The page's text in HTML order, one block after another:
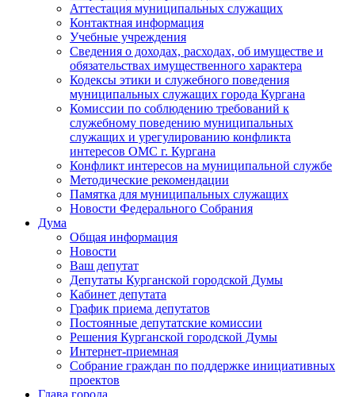
Аттестация муниципальных служащих
Контактная информация
Учебные учреждения
Сведения о доходах, расходах, об имуществе и
обязательствах имущественного характера
Кодексы этики и служебного поведения
муниципальных служащих города Кургана
Комиссии по соблюдению требований к
служебному поведению муниципальных
служащих и урегулированию конфликта
интересов ОМС г. Кургана
Конфликт интересов на муниципальной службе
Методические рекомендации
Памятка для муниципальных служащих
Новости Федерального Cобрания
Дума
Общая информация
Новости
Ваш депутат
Депутаты Курганской городской Думы
Кабинет депутата
График приема депутатов
Постоянные депутатские комиссии
Решения Курганской городской Думы
Интернет-приемная
Собрание граждан по поддержке инициативных
проектов
Глава города